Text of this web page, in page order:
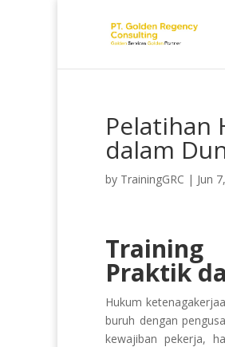
Pelatihan
dalam
by TrainingGRC | Jun
Training
Praktik
Hukum
buruh dengan
kewajiban pekerja,